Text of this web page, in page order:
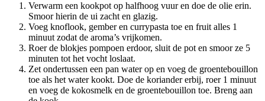
Verwarm een kookpot op halfhoog vuur en doe de olie erin.
Smoor hierin de ui zacht en glazig.
Voeg knoflook, gember en currypasta toe en fruit alles 1
minuut zodat de aroma’s vrijkomen.
Roer de blokjes pompoen erdoor, sluit de pot en smoor ze 5
minuten tot het vocht loslaat.
Zet ondertussen een pan water op en voeg de groentebouillon
toe als het water kookt. Doe de koriander erbij, roer 1 minuut
en voeg de kokosmelk en de groentebouillon toe. Breng aan